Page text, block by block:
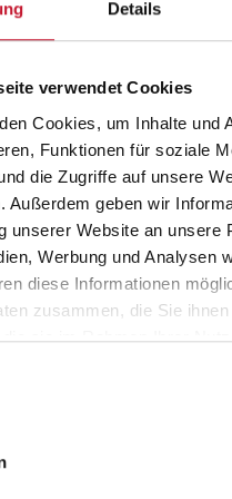
Details
verwendet Cookies
Cookies, um Inhalte und
Funktionen für soziale
die Zugriffe auf unsere
Außerdem geben wir
unserer Website an unsere
Werbung und Analysen
diese Informationen
zusammen, die Sie
sie im Rahmen Ihrer
eines Geschäftsmodells ist eine
in der
die
Perspektive hinsichtlich